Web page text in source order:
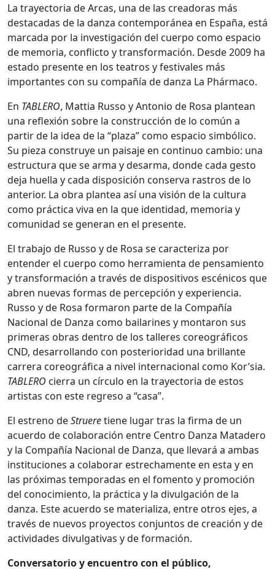
La trayectoria de Arcas, una de las creadoras más
destacadas de la danza contemporánea en España, está
marcada por la investigación del cuerpo como espacio
de memoria, conflicto y transformación. Desde 2009 ha
estado presente en los teatros y festivales más
importantes con su compañía de danza La Phármaco.
En TABLERO, Mattia Russo y Antonio de Rosa plantean
una reflexión sobre la construcción de lo común a
partir de la idea de la “plaza” como espacio simbólico.
Su pieza construye un paisaje en continuo cambio: una
estructura que se arma y desarma, donde cada gesto
deja huella y cada disposición conserva rastros de lo
anterior. La obra plantea así una visión de la cultura
como práctica viva en la que identidad, memoria y
comunidad se generan en el presente.
El trabajo de Russo y de Rosa se caracteriza por
entender el cuerpo como herramienta de pensamiento
y transformación a través de dispositivos escénicos que
abren nuevas formas de percepción y experiencia.
Russo y de Rosa formaron parte de la Compañía
Nacional de Danza como bailarines y montaron sus
primeras obras dentro de los talleres coreográficos
CND, desarrollando con posterioridad una brillante
carrera coreográfica a nivel internacional como Kor’sia.
TABLERO cierra un círculo en la trayectoria de estos
artistas con este regreso a “casa”.
El estreno deStrueretiene lugar tras la firma de un
acuerdo de colaboración entre Centro Danza Matadero
y la Compañía Nacional de Danza, que llevará a ambas
instituciones a colaborar estrechamente en esta y en
las próximas temporadas en el fomento y promoción
del conocimiento, la práctica y la divulgación de la
danza. Este acuerdo se materializa, entre otros ejes, a
través de nuevos proyectos conjuntos de creación y de
actividades divulgativas y de formación.
Conversatorio y encuentro con el público,